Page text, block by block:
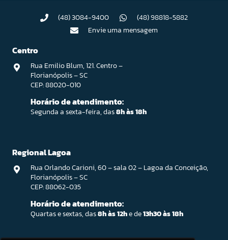
(48) 3084-9400
(48) 98818-5882
Envie uma mensagem
Centro
Rua Emilio Blum, 121. Centro –
Florianópolis – SC
CEP: 88020-010
Horário de atendimento:
Segunda a sexta-feira, das8h às 18h
Regional Lagoa
Rua Orlando Carioni, 60 – sala 02 – Lagoa da Conceição,
Florianópolis – SC
CEP: 88062-035
Horário de atendimento:
Quartas e sextas, das8h às 12he de13h30 às 18h